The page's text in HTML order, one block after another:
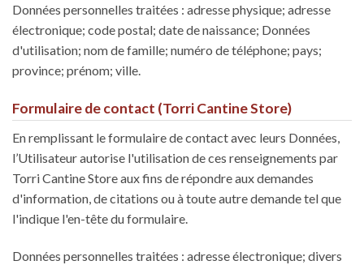
Données personnelles traitées : adresse physique; adresse
électronique; code postal; date de naissance; Données
d'utilisation; nom de famille; numéro de téléphone; pays;
province; prénom; ville.
Formulaire de contact (Torri Cantine Store)
En remplissant le formulaire de contact avec leurs Données,
l’Utilisateur autorise l'utilisation de ces renseignements par
Torri Cantine Store aux fins de répondre aux demandes
d'information, de citations ou à toute autre demande tel que
l'indique l'en-tête du formulaire.
Données personnelles traitées : adresse électronique; divers